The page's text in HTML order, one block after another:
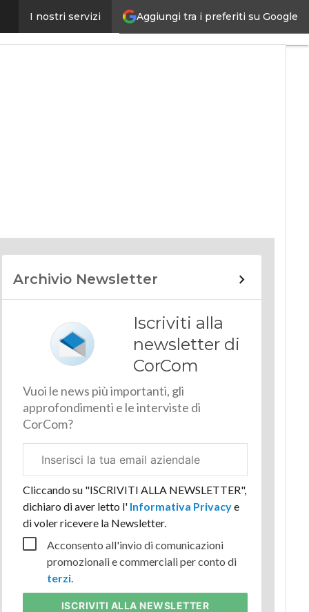
Aggiungi tra i preferiti su Google
I nostri servizi
Archivio Newsletter
Iscriviti alla
newsletter di
CorCom
Vuoi le news più importanti, gli
approfondimenti e le interviste di
CorCom?
aziendale
Cliccando su "ISCRIVITI ALLA NEWSLETTER",
dichiaro di aver letto l'Informativa Privacye
di voler ricevere la Newsletter.
Acconsento all'invio di comunicazioni
promozionali e commerciali per conto di
terzi.
ISCRIVITI ALLA NEWSLETTER